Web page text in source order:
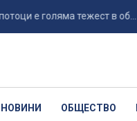
голяма тежест в об...
НОВИНИ ОБЩЕСТВО